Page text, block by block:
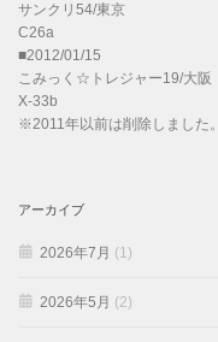
サンクリ54/東京
C26a
■2012/01/15
こみっく☆トレジャー19/大阪
X-33b
※2011年以前は削除しました。
アーカイブ
2026年7月 (1)
2026年5月 (2)